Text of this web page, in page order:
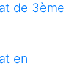
de 3ème
en